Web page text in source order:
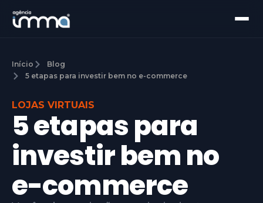
Início
Blog
5 etapas para investir bem no e-commerce
LOJAS VIRTUAIS
5 etapas para
investir bem no
e-commerce